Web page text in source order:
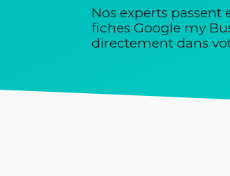
Nos experts passent
fiches Google my
directement dans